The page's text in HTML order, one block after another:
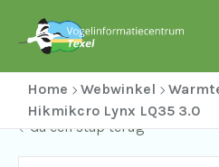
Home Webwinkel
Hikmikcro Lynx LQ35 3.0
Ga een stap terug